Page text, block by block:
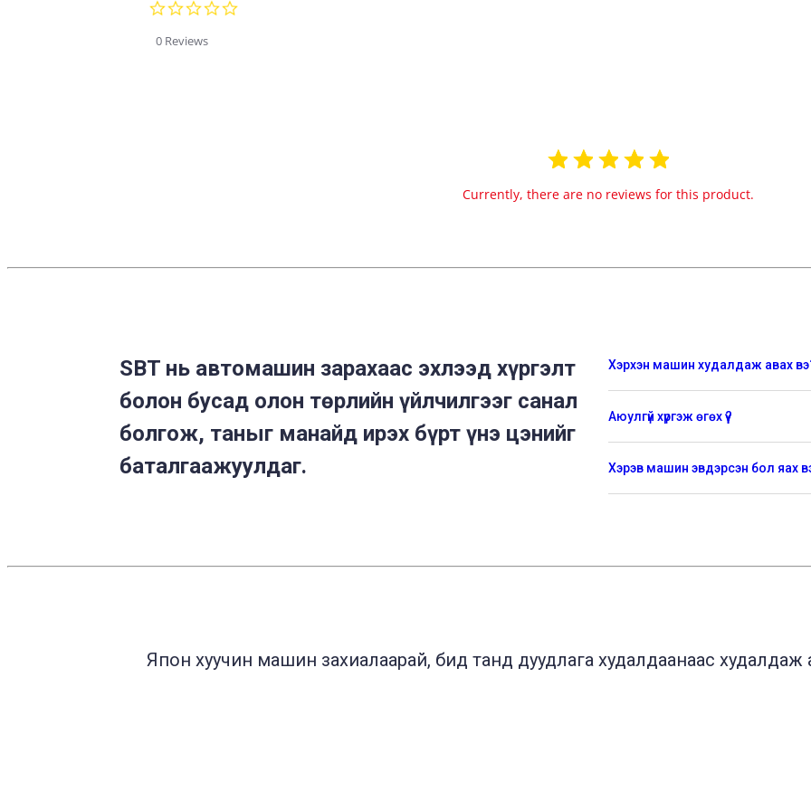
0 Reviews
Currently, there are no reviews for this product.
SBT нь автомашин зарахаас эхлээд хүргэлт
болон бусад олон төрлийн үйлчилгээг санал
болгож, таныг манайд ирэх бүрт үнэ цэнийг
баталгаажуулдаг.
Хэрхэн машин худалдаж авах
Аюулгүй хүргэж өгөх үү?
Хэрэв машин эвдэрсэн бол яах
Япон хуучин машин захиалаарай, бид танд дуудлага худалдаанаас худалдаж